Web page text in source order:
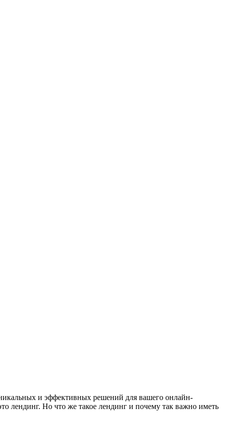
и эффективных решений для вашего онлайн-
лендинг. Но что же такое лендинг и почему так важно иметь